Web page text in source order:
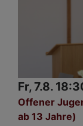
Fr, 7.8.
Offener
ab 13 Jahre)